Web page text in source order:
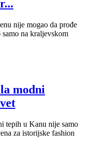
nije mogao da prođe
na kraljevskom
modni
tepih u Kanu nije samo
za istorijske fashion